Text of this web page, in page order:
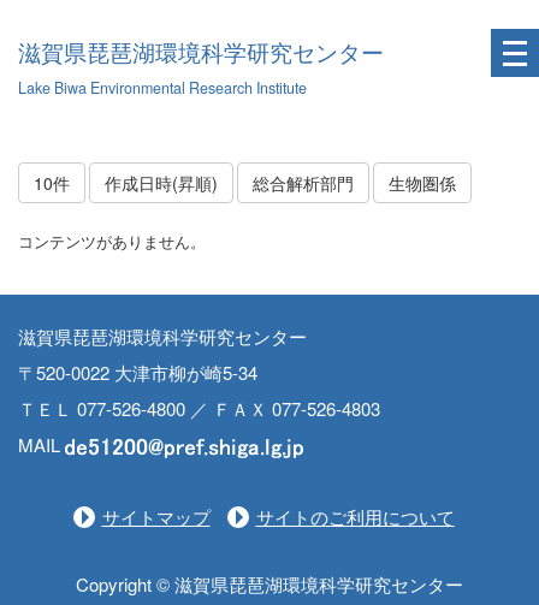
滋賀県琵琶湖環境科学研究センター
Lake Biwa Environmental Research Institute
10件 作成日時(昇順) 総合解析部門 生物圏係
コンテンツがありません。
滋賀県琵琶湖環境科学研究センター
〒520-0022 大津市柳が崎5-34
ＴＥＬ 077-526-4800 ／ ＦＡＸ 077-526-4803
MAIL
サイトマップ サイトのご利用について
Copyright © 滋賀県琵琶湖環境科学研究センター